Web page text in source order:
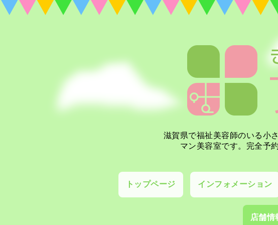
滋賀県で福祉美容師のいる小
マン美容室です。完全予
トップページ インフォメーション
店舗情